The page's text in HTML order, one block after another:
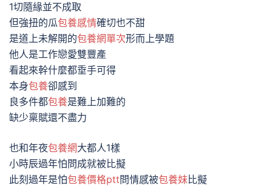
1切隨緣並不成取
但強扭的瓜包養感情確切也不甜
是道上未解開的包養網單次形而上學題
他人是工作戀愛雙豐產
看起來幹什麼都垂手可得
本身包養卻感到
良多件都包養是難上加難的
缺少稟賦還不盡力
也和年夜包養網大都人1樣
小時辰過年怕問成就被比擬
此刻過年是怕包養價格ptt問情感被包養妹比擬